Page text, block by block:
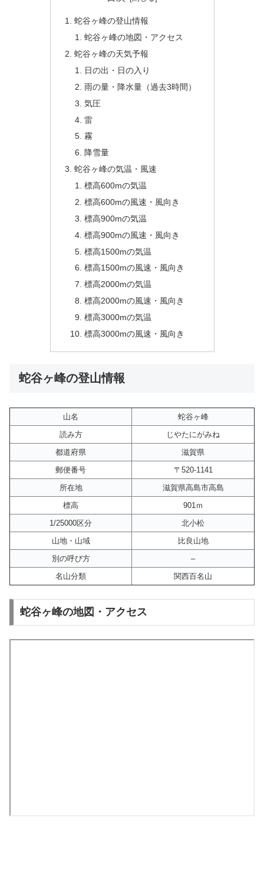
蛇谷ヶ峰の登山情報
蛇谷ヶ峰の地図・アクセス
蛇谷ヶ峰の天気予報
日の出・日の入り
雨の量・降水量（過去3時間）
気圧
雷
霧
降雪量
蛇谷ヶ峰の気温・風速
標高600mの気温
標高600mの風速・風向き
標高900mの気温
標高900mの風速・風向き
標高1500mの気温
標高1500mの風速・風向き
標高2000mの気温
標高2000mの風速・風向き
標高3000mの気温
標高3000mの風速・風向き
蛇谷ヶ峰の登山情報
山名
蛇谷ヶ峰
読み方
じやたにがみね
都道府県
滋賀県
郵便番号
〒520-1141
所在地
滋賀県高島市高島
標高
901ｍ
1/25000区分
北小松
山地・山域
比良山地
別の呼び方
–
名山分類
関西百名山
蛇谷ヶ峰の地図・アクセス